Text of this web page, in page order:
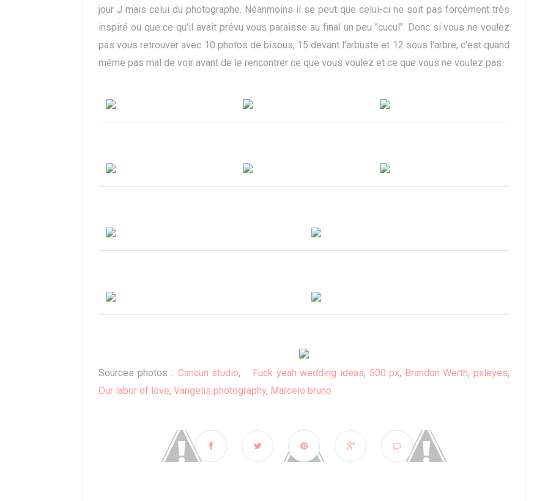
jour J mais celui du photographe. Néanmoins il se peut que celui-ci ne soit pas forcément très
inspiré ou que ce qu'il avait prévu vous paraisse au final un peu "cucul". Donc si vous ne voulez
pas vous retrouver avec 10 photos de bisous, 15 devant l'arbuste et 12 sous l'arbre, c'est quand
même pas mal de voir avant de le rencontrer ce que vous voulez et ce que vous ne voulez pas.
Sources photos : .Cancun studio, . Fuck yeah wedding ideas, 500 px, Brandon Werth,pxleyes,
Our labor of love, Vangelis photography, Marcelo bruno